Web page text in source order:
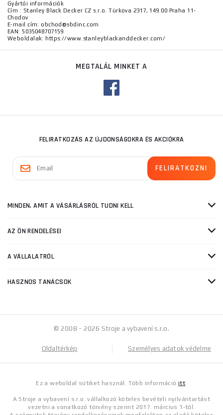
Gyártói információk
Cím : Stanley Black Decker CZ s.r.o. Türkova 2317, 149 00 Praha 11-
Chodov
E-mail cím: obchod@sbdinc.com
EAN: 5035048707159
Weboldalak: https://www.stanleyblackanddecker.com/
MEGTALÁL MINKET A
FELIRATKOZÁS AZ ÚJDONSÁGOKRA ÉS AKCIÓKRA
MINDEN, AMIT A VÁSÁRLÁSRÓL TUDNI KELL
AZ ÖN RENDELÉSEI
A VÁLLALATRÓL
HASZNOS TANÁCSOK
© 2008 - 2026 Stroje a vybavení s.r.o.
Oldaltérkép Személyes adatok védelme
Ez a weboldal sütiket használ. Több információitt.
A Stroje a vybavení s.r.o. vállalkozó köteles bevételi nyilvántartást
vezetni a vonatkozó törvény szerint 2017. március 1-től.